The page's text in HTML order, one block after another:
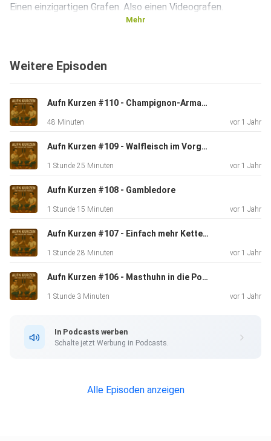
Einen einzigartigen Grafen. Also einen Videografen.
Reinhearen und outchecken und dazu ne Folge JoJo, das
kommt ganz
gefährlich!
geirrt. Ist Folge 12 und nicht 13.
Mehr
Weitere Episoden
Aufn Kurzen #110 - Champignon-Armageddon!
48 Minuten vor 1 Jahr
Aufn Kurzen #109 - Walfleisch im Vorgarten
1 Stunde 25 Minuten vor 1 Jahr
Aufn Kurzen #108 - Gambledore
1 Stunde 15 Minuten vor 1 Jahr
Aufn Kurzen #107 - Einfach mehr Kette (mit Malte Gehr)
1 Stunde 28 Minuten vor 1 Jahr
Aufn Kurzen #106 - Masthuhn in die Poren!
1 Stunde 3 Minuten vor 1 Jahr
In Podcasts werben
Schalte jetzt Werbung in Podcasts.
Alle Episoden anzeigen